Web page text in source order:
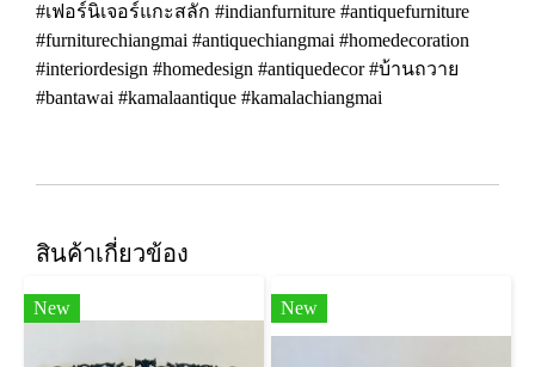
#เฟอร์นิเจอร์แกะสลัก #indianfurniture #antiquefurniture
#furniturechiangmai #antiquechiangmai #homedecoration
#interiordesign #homedesign #antiquedecor #บ้านถวาย
#bantawai #kamalaantique #kamalachiangmai
สินค้าเกี่ยวข้อง
New New